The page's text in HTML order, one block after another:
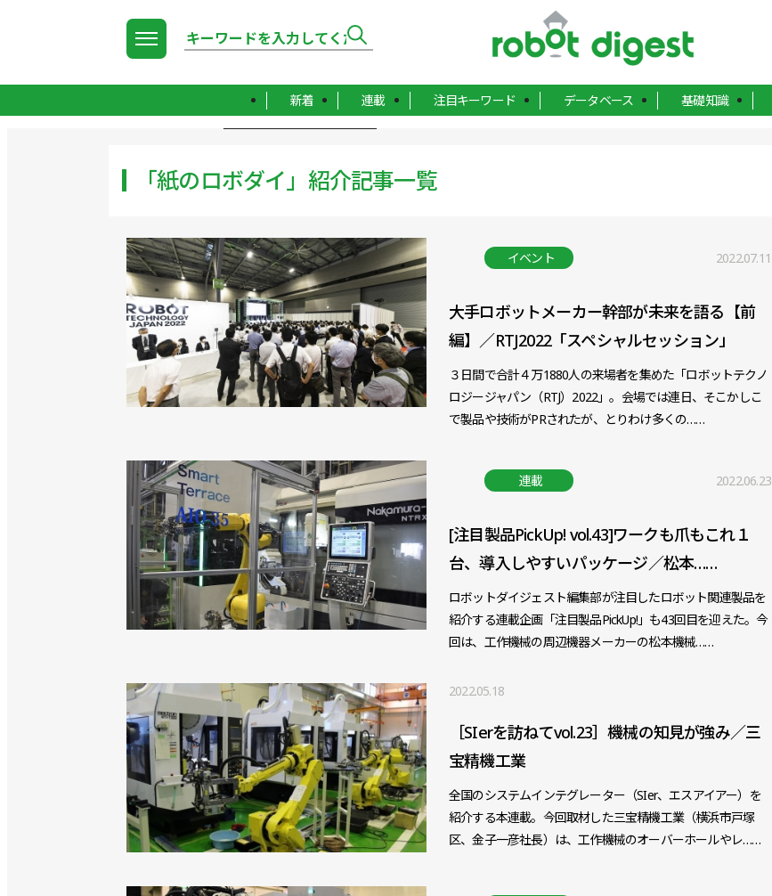
新着 連載 注目キーワード データベース 基礎知識
「紙のロボダイ」紹介記事一覧
イベント 2022.07.11
大手ロボットメーカー幹部が未来を語る【前
編】／RTJ2022「スペシャルセッション」
３日間で合計４万1880人の来場者を集めた「ロボットテクノ
ロジージャパン（RTJ）2022」。会場では連日、そこかしこ
で製品や技術がPRされたが、とりわけ多くの……
連載 2022.06.23
[注目製品PickUp! vol.43]ワークも爪もこれ１
台、導入しやすいパッケージ／松本……
ロボットダイジェスト編集部が注目したロボット関連製品を
紹介する連載企画「注目製品PickUp!」も43回目を迎えた。今
回は、工作機械の周辺機器メーカーの松本機械……
2022.05.18
［SIerを訪ねてvol.23］機械の知見が強み／三
宝精機工業
全国のシステムインテグレーター（SIer、エスアイアー）を
紹介する本連載。今回取材した三宝精機工業（横浜市戸塚
区、金子一彦社長）は、工作機械のオーバーホールやレ……